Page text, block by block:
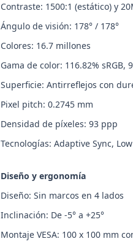
Contraste: 1500:1 (estático) y
Ángulo de visión: 178° / 178°
Colores: 16.7 millones
Gama de color: 116.82% sRGB,
Superficie: Antirreflejos con
Pixel pitch: 0.2745 mm
Densidad de píxeles: 93 ppp
Tecnologías: Adaptive Sync,
Diseño y ergonomía
Diseño: Sin marcos en 4 lados
Inclinación: De -5° a +25°
Montaje VESA: 100 x 100 mm